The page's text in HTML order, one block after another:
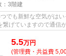
：3階建
でも新鮮な空気がは
げていますので通信
5.5万円
(管理費・共益費